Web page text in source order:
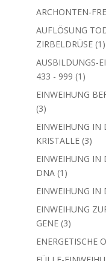
ARCHONTEN-
AUFLÖSUNG
ZIRBELDRÜSE 1 1
AUSBILDUNGS-
433 - 999 1 1
EINWEIHUNG
33
Produkte
EINWEIHUNG IN
KRISTALLE 33
EINWEIHUNG IN
DNA 1 1
Produkt
EINWEIHUNG IN
EINWEIHUNG
GENE 33
Produkte
ENERGETISCHE